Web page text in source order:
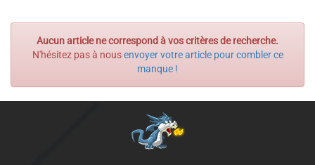
Aucun article ne correspond à vos critères de recherche.
N'hésitez pas à nousenvoyer votre article pour combler ce
manque !